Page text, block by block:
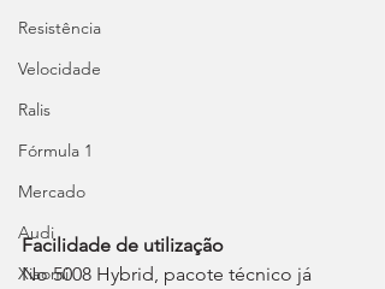
Resistência
Velocidade
Ralis
Fórmula 1
Mercado
Audi
Xiaomi
Facilidade de utilização
No 5008 Hybrid, pacote técnico já